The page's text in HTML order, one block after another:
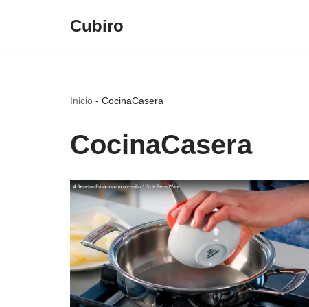
Cubiro
Inicio - CocinaCasera
CocinaCasera